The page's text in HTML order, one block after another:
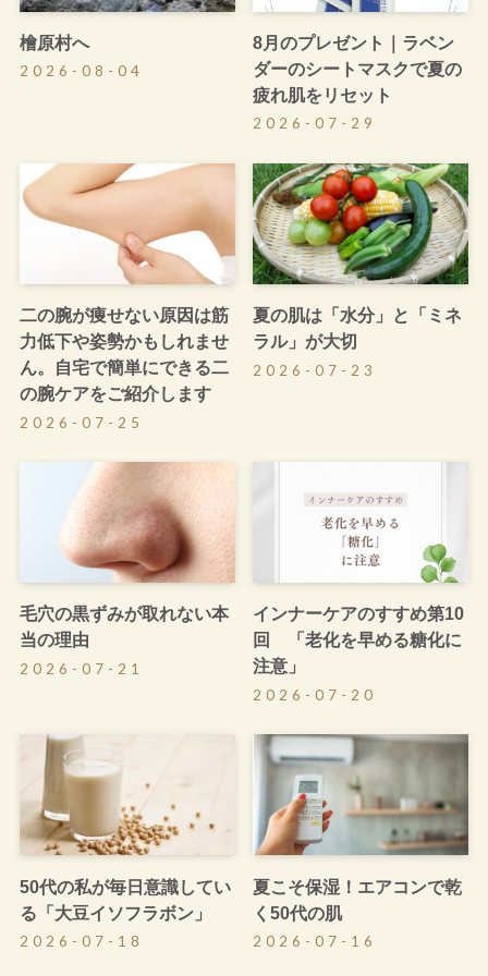
檜原村へ
2026-08-04
8月のプレゼント｜ラベン
ダーのシートマスクで夏の
疲れ肌をリセット
2026-07-29
二の腕が痩せない原因は筋
力低下や姿勢かもしれませ
ん。自宅で簡単にできる二
の腕ケアをご紹介します
2026-07-25
夏の肌は「水分」と「ミネ
ラル」が大切
2026-07-23
毛穴の黒ずみが取れない本
当の理由
2026-07-21
インナーケアのすすめ第10
回 「老化を早める糖化に
注意」
2026-07-20
50代の私が毎日意識してい
る「大豆イソフラボン」
2026-07-18
夏こそ保湿！エアコンで乾
く50代の肌
2026-07-16